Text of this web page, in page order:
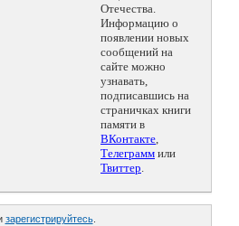
Отечества.
Информацию о
появлении новых
сообщений на
сайте можно
узнавать,
подписавшись на
страничках книги
памяти в
ВКонтакте,
Телеграмм или
Твиттер.
зарегистрируйтесь.